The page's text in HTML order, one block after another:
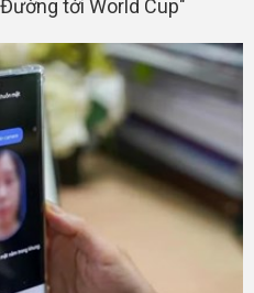
tới World Cup"